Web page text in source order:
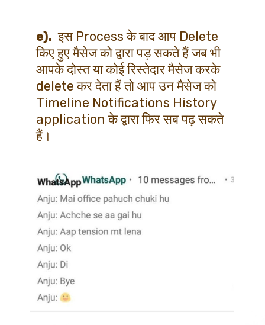
e). इस Process के बाद आप Delete
किए हुए मैसेज को द्वारा पड़ सकते हैं जब भी
आपके दोस्त या कोई रिस्तेदार मैसेज करके
delete कर देता हैं तो आप उन मैसेज को
Timeline Notifications History
application के द्वारा फिर सब पढ़ सकते
हैं।